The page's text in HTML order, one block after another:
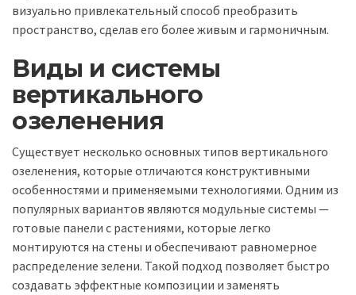
визуально привлекательный способ преобразить
пространство, сделав его более живым и гармоничным.
Виды и системы
вертикального
озеленения
Существует несколько основных типов вертикального
озеленения, которые отличаются конструктивными
особенностями и применяемыми технологиями. Одним из
популярных вариантов являются модульные системы —
готовые панели с растениями, которые легко
монтируются на стены и обеспечивают равномерное
распределение зелени. Такой подход позволяет быстро
создавать эффектные композиции и заменять